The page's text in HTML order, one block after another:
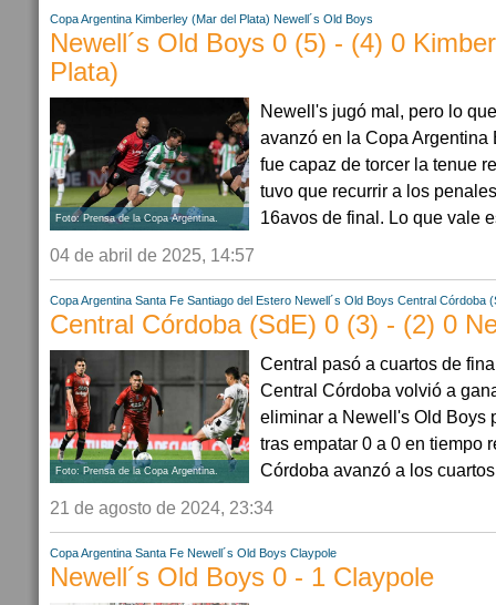
Copa Argentina Kimberley (Mar del Plata) Newell´s Old Boys
Newell´s Old Boys 0 (5) - (4) 0
Plata)
Foto: Prensa de la Copa Argentina.
Newell's jugó mal, pero lo
avanzó en la Copa
fue capaz de torcer la tenue
tuvo que recurrir a los
16avos de final. Lo que vale
04 de abril de 2025, 14:57
Copa Argentina Santa Fe Santiago del Estero Newell´s Old Boys Central Córdoba
Central Córdoba (SdE) 0 (3) - (2) 0
Foto: Prensa de la Copa Argentina.
Central pasó a cuartos de
Central Córdoba volvió a
eliminar a Newell's Old Boys
tras empatar 0 a 0 en tiempo
Córdoba avanzó a los
21 de agosto de 2024, 23:34
Copa Argentina Santa Fe Newell´s Old Boys Claypole
Newell´s Old Boys 0 - 1 Claypole